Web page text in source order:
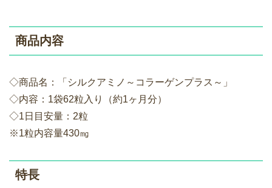
商品内容
◇商品名：「シルクアミノ～コラーゲンプラス～」
◇内容：1袋62粒入り（約1ヶ月分）
◇1日目安量：2粒
※1粒内容量430㎎
特長